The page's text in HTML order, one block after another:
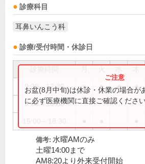
診療科目
耳鼻いんこう科
診療/受付時間・休診日
9:00～12:30 ● ● ● ●
9:00～14:00
お盆(8月中旬)は休診・休業の場合が
に必ず医療機関に直接ご確認ください
備考: 水曜AMのみ
土曜14:00まで
AM8:20より外来受付開始